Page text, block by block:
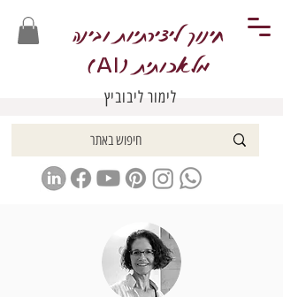
חינוך ליצירתיות ובינה
מלאכותית (AI
)
לימור ליבוביץ